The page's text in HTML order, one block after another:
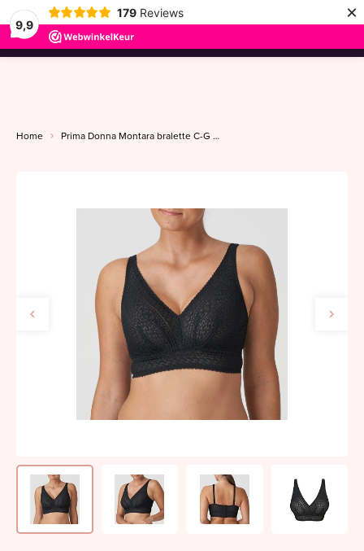
9,9
179 Reviews ×
menu
Home Prima Donna Montara bralette C-G zwart